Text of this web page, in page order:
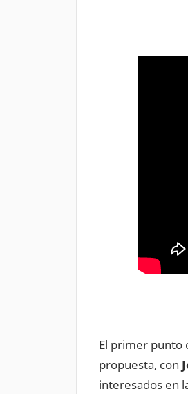
El primer punto
propuesta, con
interesados en